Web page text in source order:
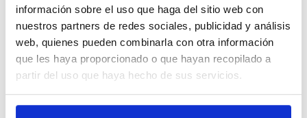
información sobre el uso que haga del sitio web con
nuestros partners de redes sociales, publicidad y análisis
web, quienes pueden combinarla con otra información
que les haya proporcionado o que hayan recopilado a
partir del uso que haya hecho de sus servicios.
Propers esdeveniments Port i Ciutat
4 Juliol 2026
13 Setembre 2026
Exposició | Biennal d'Art contemporani gastronòmic de
Cambrils